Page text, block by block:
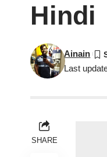
Hindi
Last
Ainain
SHARE